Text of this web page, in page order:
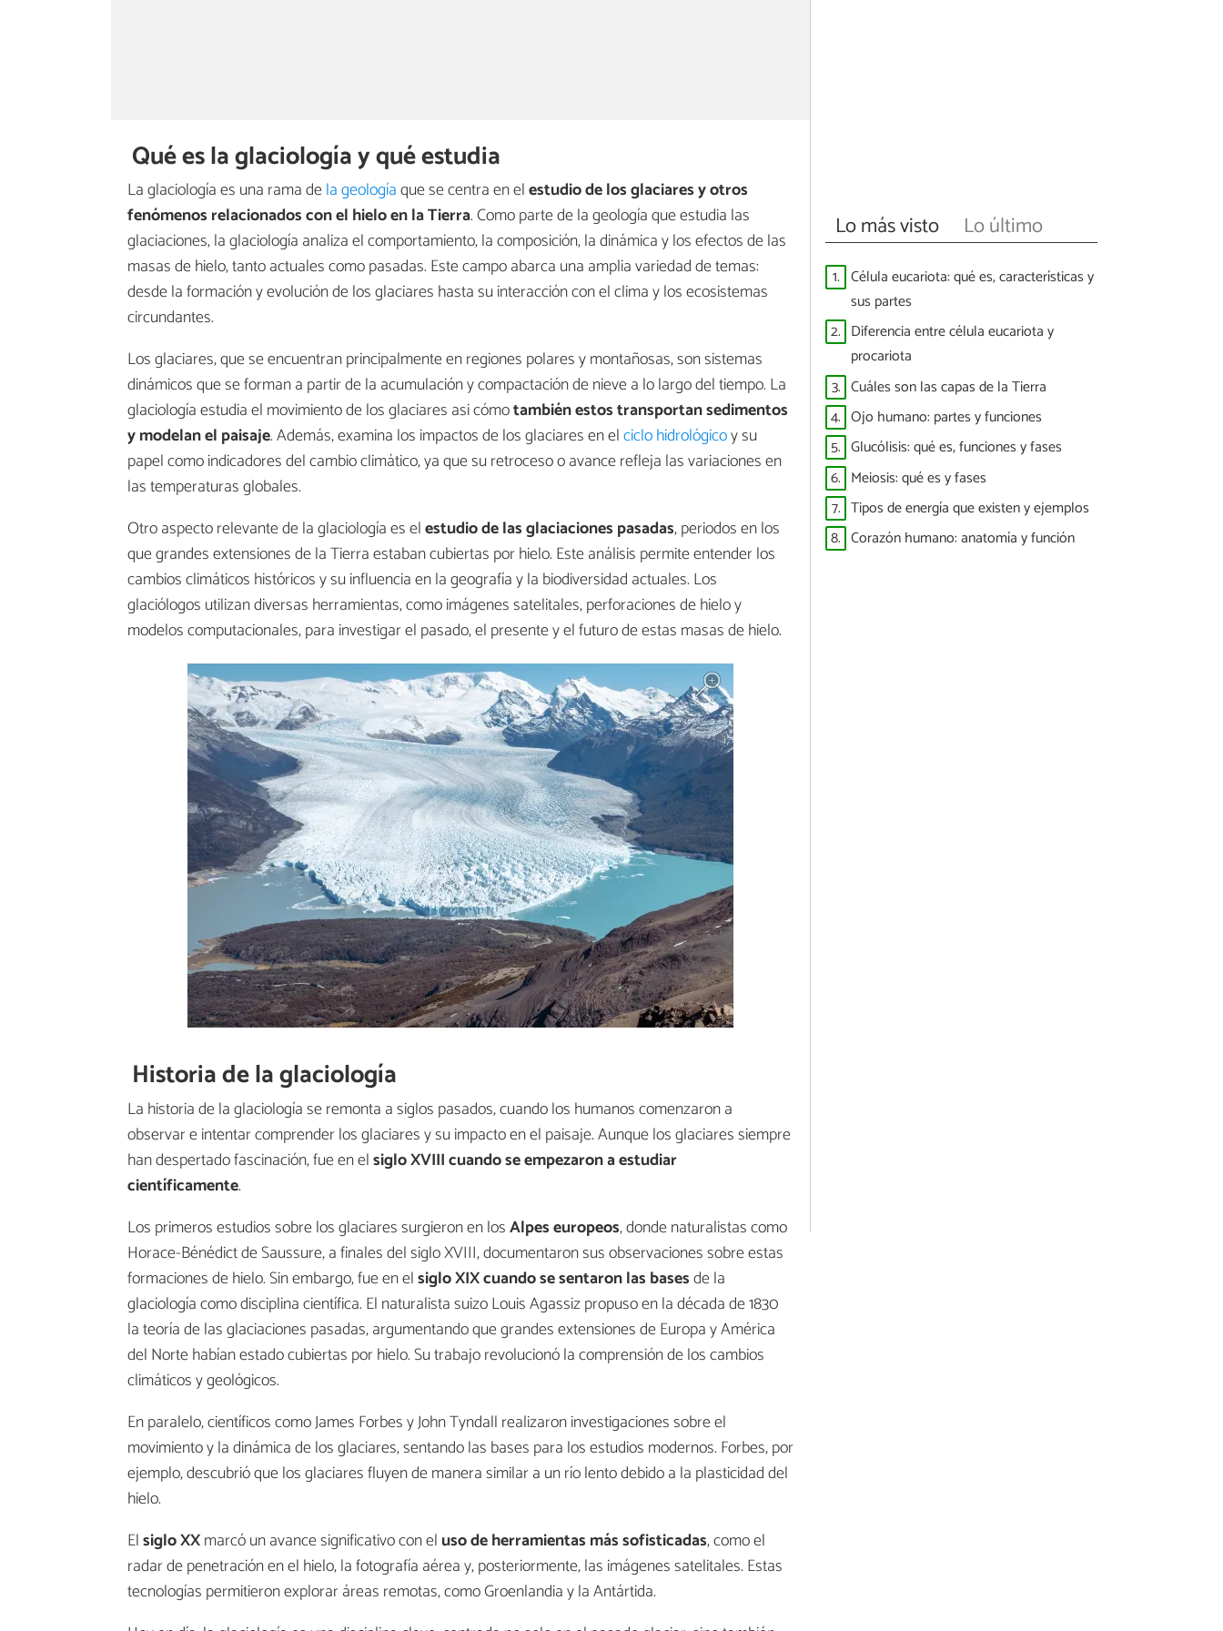
Qué es la glaciología y qué estudia
La glaciología es una rama dela geologíaque se centra en elestudio de los glaciares y otros
fenómenos relacionados con el hielo en la Tierra. Como parte de la geología que estudia las
glaciaciones, la glaciología analiza el comportamiento, la composición, la dinámica y los efectos de las
masas de hielo, tanto actuales como pasadas. Este campo abarca una amplia variedad de temas:
desde la formación y evolución de los glaciares hasta su interacción con el clima y los ecosistemas
circundantes.
Los glaciares, que se encuentran principalmente en regiones polares y montañosas, son sistemas
dinámicos que se forman a partir de la acumulación y compactación de nieve a lo largo del tiempo. La
glaciología estudia el movimiento de los glaciares asi cómotambién estos transportan sedimentos
y modelan el paisaje. Además, examina los impactos de los glaciares en elciclo hidrológicoy su
papel como indicadores del cambio climático, ya que su retroceso o avance refleja las variaciones en
las temperaturas globales.
Otro aspecto relevante de la glaciología es elestudio de las glaciaciones pasadas, periodos en los
que grandes extensiones de la Tierra estaban cubiertas por hielo. Este análisis permite entender los
cambios climáticos históricos y su influencia en la geografía y la biodiversidad actuales. Los
glaciólogos utilizan diversas herramientas, como imágenes satelitales, perforaciones de hielo y
modelos computacionales, para investigar el pasado, el presente y el futuro de estas masas de hielo.
Historia de la glaciología
La historia de la glaciología se remonta a siglos pasados, cuando los humanos comenzaron a
observar e intentar comprender los glaciares y su impacto en el paisaje. Aunque los glaciares siempre
han despertado fascinación, fue en elsiglo XVIII cuando se empezaron a estudiar
científicamente.
Los primeros estudios sobre los glaciares surgieron en losAlpes europeos, donde naturalistas como
Horace-Bénédict de Saussure, a finales del siglo XVIII, documentaron sus observaciones sobre estas
formaciones de hielo. Sin embargo, fue en elsiglo XIX cuando se sentaron las basesde la
glaciología como disciplina científica. El naturalista suizo Louis Agassiz propuso en la década de 1830
la teoría de las glaciaciones pasadas, argumentando que grandes extensiones de Europa y América
del Norte habían estado cubiertas por hielo. Su trabajo revolucionó la comprensión de los cambios
climáticos y geológicos.
En paralelo, científicos como James Forbes y John Tyndall realizaron investigaciones sobre el
movimiento y la dinámica de los glaciares, sentando las bases para los estudios modernos. Forbes, por
ejemplo, descubrió que los glaciares fluyen de manera similar a un río lento debido a la plasticidad del
hielo.
Elsiglo XXmarcó un avance significativo con el uso de herramientas más sofisticadas, como el
radar de penetración en el hielo, la fotografía aérea y, posteriormente, las imágenes satelitales. Estas
tecnologías permitieron explorar áreas remotas, como Groenlandia y la Antártida.
Lo más visto Lo último
1. Célula eucariota: qué es, características y
sus partes
2. Diferencia entre célula eucariota y
procariota
3. Cuáles son las capas de la Tierra
4. Ojo humano: partes y funciones
5. Glucólisis: qué es, funciones y fases
6. Meiosis: qué es y fases
7. Tipos de energía que existen y ejemplos
8. Corazón humano: anatomía y función